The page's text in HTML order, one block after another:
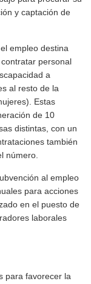
y captación de
empleo destina
personal
a
al resto de la
Estas
de 10
distintas, con un
también
número.
al empleo
para acciones
en el puesto de
laborales
para favorecer la